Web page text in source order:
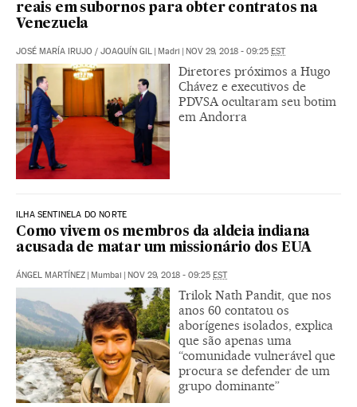
reais em subornos para obter contratos na
Venezuela
JOSÉ MARÍA IRUJO / JOAQUÍN GIL | Madri | NOV 29, 2018 - 09:25 EST
Diretores próximos a Hugo
Chávez e executivos de
PDVSA ocultaram seu botim
em Andorra
ILHA SENTINELA DO NORTE
Como vivem os membros da aldeia indiana
acusada de matar um missionário dos EUA
ÁNGEL MARTÍNEZ | Mumbai | NOV 29, 2018 - 09:25 EST
Trilok Nath Pandit, que nos
anos 60 contatou os
aborígenes isolados, explica
que são apenas uma
“comunidade vulnerável que
procura se defender de um
grupo dominante”